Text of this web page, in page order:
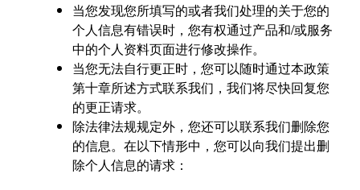
当您发现您所填写的或者我们处理的关于您的
个人信息有错误时，您有权通过产品和/或服务
中的个人资料页面进行修改操作。
当您无法自行更正时，您可以随时通过本政策
第十章所述方式联系我们，我们将尽快回复您
的更正请求。
除法律法规规定外，您还可以联系我们删除您
的信息。在以下情形中，您可以向我们提出删
除个人信息的请求：